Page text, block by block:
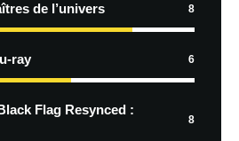
de l’univers 8
ray 6
Flag Resynced :
8